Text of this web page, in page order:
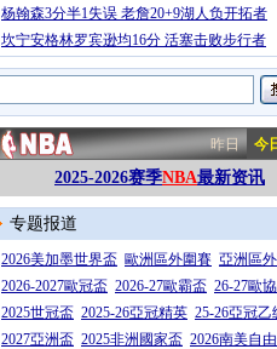
杨翰森3分半1失误 老詹20+9湖人负开拓者
坎宁安格林罗宾逊均16分 活塞击败步行者
昨日 今
2025-2026赛季NBA最新资讯
专题报道
2026美加墨世界盃 歐洲區外圍賽 亞洲區
2026-2027歐冠盃 2026-27歐霸盃 26-27歐
2025世冠盃 2025-26亞冠精英 25-26亞冠乙
2027亞洲盃 2025非洲國家盃 2026南美自